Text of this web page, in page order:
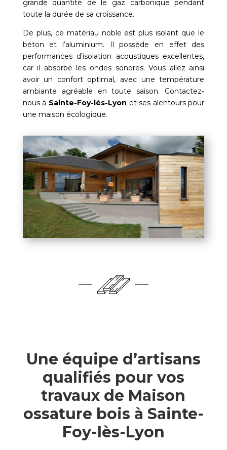
grande quantité de le gaz carbonique pendant
toute la durée de sa croissance.
De plus, ce matériau noble est plus isolant que le
béton et l’aluminium. Il possède en effet des
performances d’isolation acoustiques excellentes,
car il absorbe les ondes sonores. Vous allez ainsi
avoir un confort optimal, avec une température
ambiante agréable en toute saison. Contactez-
nous à Sainte-Foy-lès-Lyon et ses alentours pour
une maison écologique.
Une équipe d’artisans
qualifiés pour vos
travaux de Maison
ossature bois à Sainte-
Foy-lès-Lyon